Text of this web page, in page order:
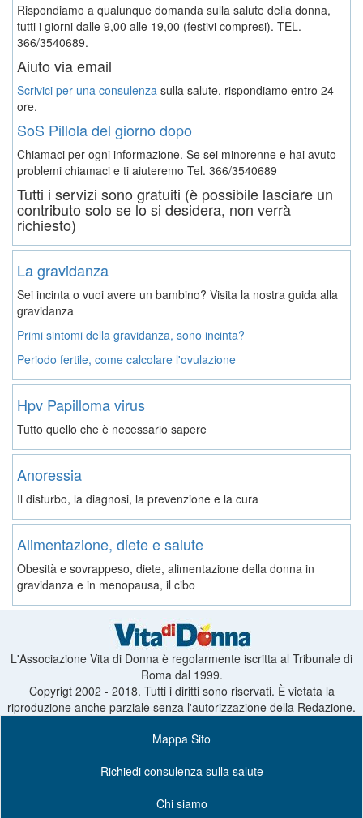
Rispondiamo a qualunque domanda sulla salute della donna,
tutti i giorni dalle 9,00 alle 19,00 (festivi compresi). TEL.
366/3540689.
Aiuto via email
Scrivici per una consulenza sulla salute, rispondiamo entro 24
ore.
SoS Pillola del giorno dopo
Chiamaci per ogni informazione. Se sei minorenne e hai avuto
problemi chiamaci e ti aiuteremo Tel. 366/3540689
Tutti i servizi sono gratuiti (è possibile lasciare un
contributo solo se lo si desidera, non verrà
richiesto)
La gravidanza
Sei incinta o vuoi avere un bambino? Visita la nostra guida alla
gravidanza
Primi sintomi della gravidanza, sono incinta?
Periodo fertile, come calcolare l'ovulazione
Hpv Papilloma virus
Tutto quello che è necessario sapere
Anoressia
Il disturbo, la diagnosi, la prevenzione e la cura
Alimentazione, diete e salute
Obesità e sovrappeso, diete, alimentazione della donna in
gravidanza e in menopausa, il cibo
L'Associazione Vita di Donna è regolarmente iscritta al Tribunale di
Roma dal 1999.
Copyrigt 2002 - 2018. Tutti i diritti sono riservati. È vietata la
riproduzione anche parziale senza l'autorizzazione della Redazione.
Mappa Sito
Richiedi consulenza sulla salute
Chi siamo